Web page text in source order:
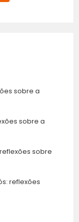
sobre a
sobre a
sobre
reflexões